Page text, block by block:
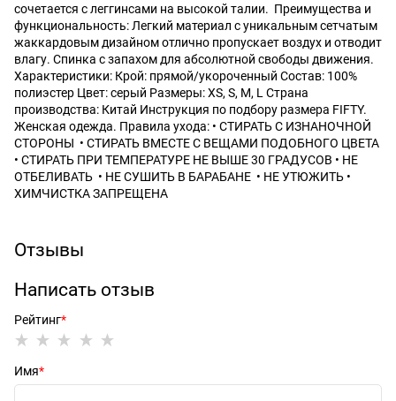
сочетается с леггинсами на высокой талии. Преимущества и
функциональность: Легкий материал с уникальным сетчатым
жаккардовым дизайном отлично пропускает воздух и отводит
влагу. Спинка с запахом для абсолютной свободы движения.
Характеристики: Крой: прямой/укороченный Состав: 100%
полиэстер Цвет: серый Размеры: XS, S, M, L Страна
производства: Китай Инструкция по подбору размера FIFTY.
Женская одежда. Правила ухода: • СТИРАТЬ C ИЗНАНОЧНОЙ
СТОРОНЫ • СТИРАТЬ ВМЕСТЕ С ВЕЩАМИ ПОДОБНОГО ЦВЕТА
• СТИРАТЬ ПРИ ТЕМПЕРАТУРЕ НЕ ВЫШЕ 30 ГРАДУСОВ • НЕ
ОТБЕЛИВАТЬ • НЕ СУШИТЬ В БАРАБАНЕ • НЕ УТЮЖИТЬ •
ХИМЧИСТКА ЗАПРЕЩЕНА
Отзывы
Написать отзыв
Рейтинг
Имя